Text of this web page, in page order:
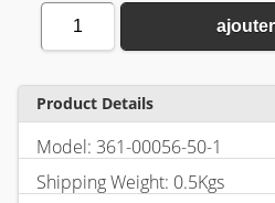
1
Product Details
Model: 361-00056-50-1
Shipping Weight: 0.5Kgs